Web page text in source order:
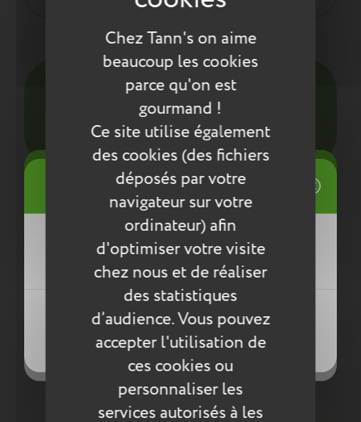
Chez Tann's on aime
beaucoup les cookies
parce qu'on est
gourmand !
Ce site utilise également
des cookies (des fichiers
déposés par votre
navigateur sur votre
ordinateur) afin
d'optimiser votre visite
chez nous et de réaliser
des statistiques
d’audience. Vous pouvez
accepter l'utilisation de
ces cookies ou
personnaliser les
services autorisés à les
Entretien
Pour l’entretien de nos produits, nous vous
conseillons d’utiliser un chiffon humide ou une
éponge légèrement humidifiée à l'eau
savonneuse. N’utilisez pas de produits agressifs
qui risqueraient de détériorer le produit.
Compléter la collection
Mes listes d'envies
Créer une nouvelle liste
((title))
((cancelText))
((createText))
Connexion
Vous devez être connecté pour ajouter
des produits à votre liste d'envies.
((cancelText))
((loginText))